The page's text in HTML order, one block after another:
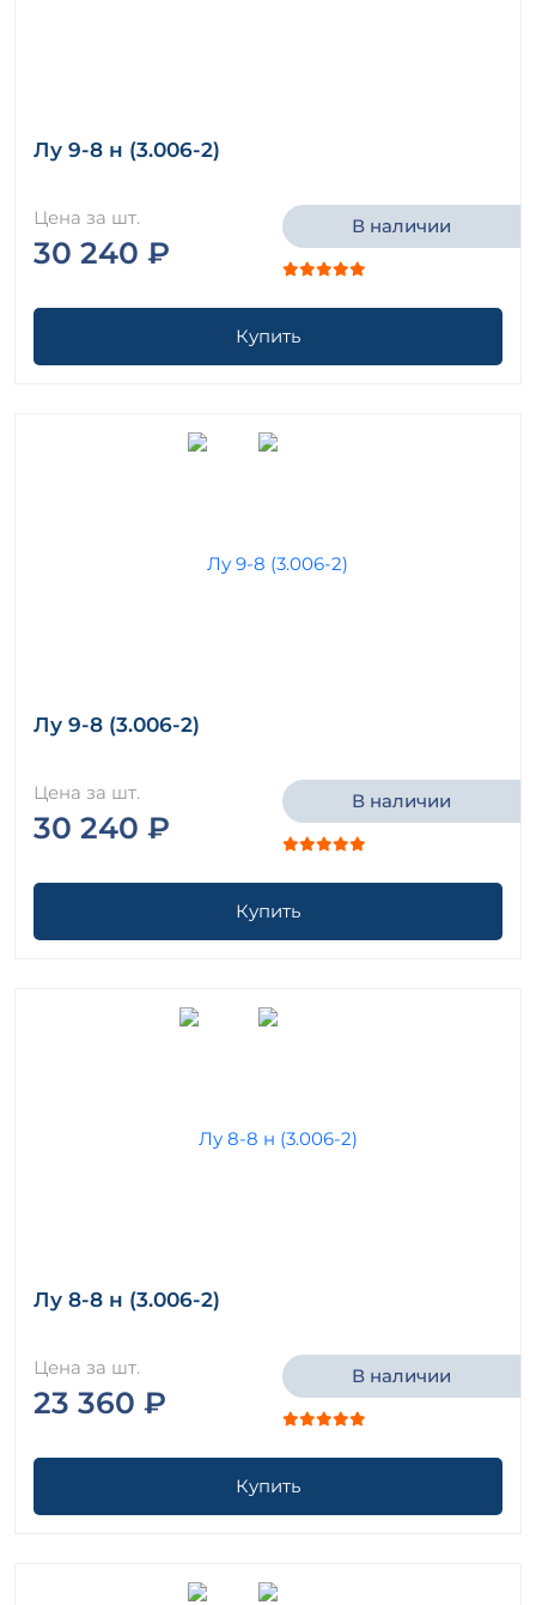
Лу 9-8 н (3.006-2)
Цена за шт.
30 240 ₽
В наличии
Купить
Лу 9-8 (3.006-2)
Цена за шт.
30 240 ₽
В наличии
Купить
Лу 8-8 н (3.006-2)
Цена за шт.
23 360 ₽
В наличии
Купить